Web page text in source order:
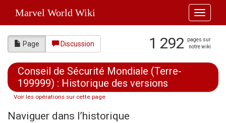
Toggle
Marvel World Wiki
Page Discussion 1 292
pages sur
notre wiki
Conseil de Sécurité Mondiale (Terre-
199999) : Historique des versions
Voir les opérations sur cette page
Naviguer dans l’historique